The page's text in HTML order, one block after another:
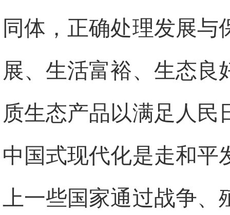
同体，正确处理发展
展、生活富裕、生态良
质生态产品以满足人民
中国式现代化是走和平
上一些国家通过战争、